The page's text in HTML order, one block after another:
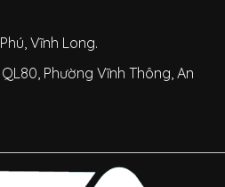
Vĩnh Long.
Phường Vĩnh Thông, An